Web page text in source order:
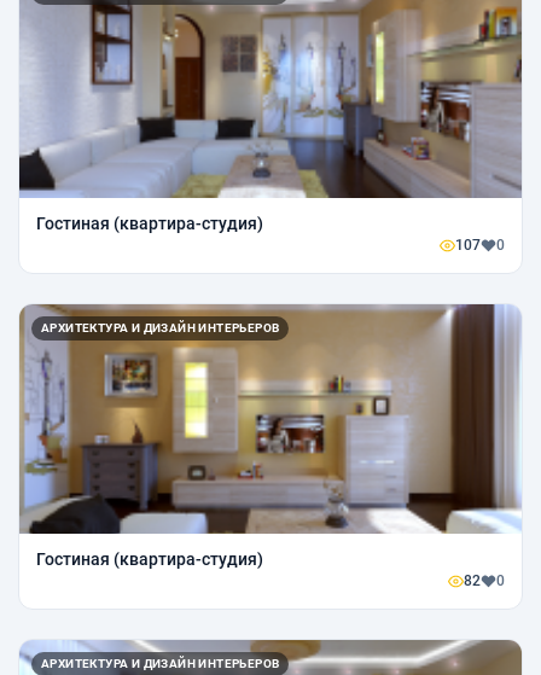
Гостиная (квартира-студия)
107 0
АРХИТЕКТУРА И ДИЗАЙН ИНТЕРЬЕРОВ
Гостиная (квартира-студия)
82 0
АРХИТЕКТУРА И ДИЗАЙН ИНТЕРЬЕРОВ